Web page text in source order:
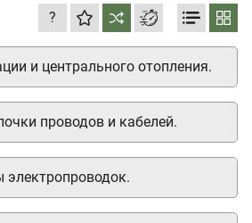
?
электропроводок.
проводов и кабелей.
и центрального отопления.